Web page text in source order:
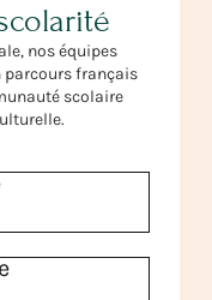
nos équipes
parcours français
scolaire